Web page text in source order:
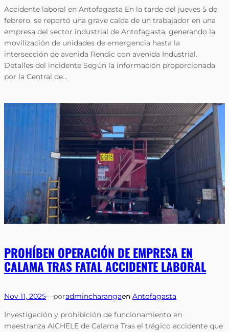
Accidente laboral en Antofagasta En la tarde del jueves 5 de
febrero, se reportó una grave caída de un trabajador en una
empresa del sector industrial de Antofagasta, generando la
movilización de unidades de emergencia hasta la
intersección de avenida Rendic con avenida Industrial.
Detalles del incidente Según la información proporcionada
por la Central de…
PROHÍBEN OPERACIÓN DE EMPRESA EN
CALAMA TRAS FATAL ACCIDENTE LABORAL
Nov 11, 2025—poradmincharangaen Antofagasta
Investigación y prohibición de funcionamiento en
maestranza AICHELE de Calama Tras el trágico accidente que